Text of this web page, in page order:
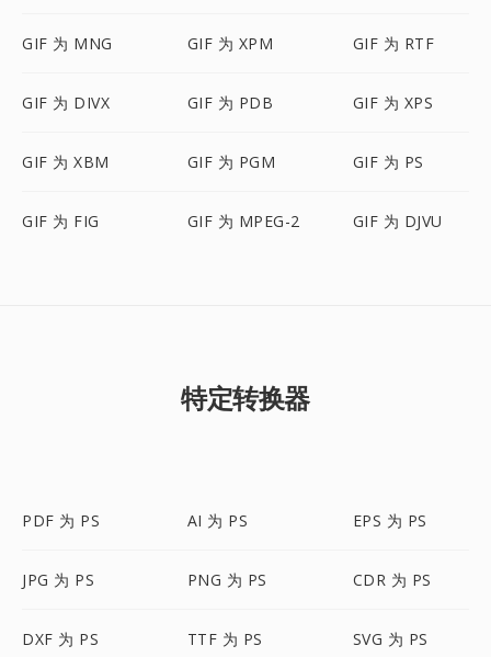
GIF 为 MNG GIF 为 XPM GIF 为 RTF
GIF 为 DIVX GIF 为 PDB GIF 为 XPS
GIF 为 XBM GIF 为 PGM GIF 为 PS
GIF 为 FIG GIF 为 MPEG-2 GIF 为 DJVU
特定转换器
PDF 为 PS AI 为 PS EPS 为 PS
JPG 为 PS PNG 为 PS CDR 为 PS
DXF 为 PS TTF 为 PS SVG 为 PS